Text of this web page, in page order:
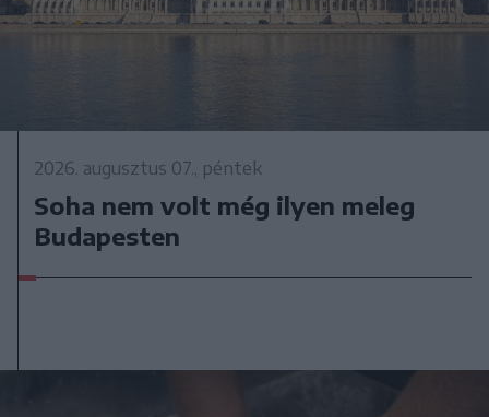
2026. augusztus 07., péntek
Soha nem volt még ilyen meleg
Budapesten